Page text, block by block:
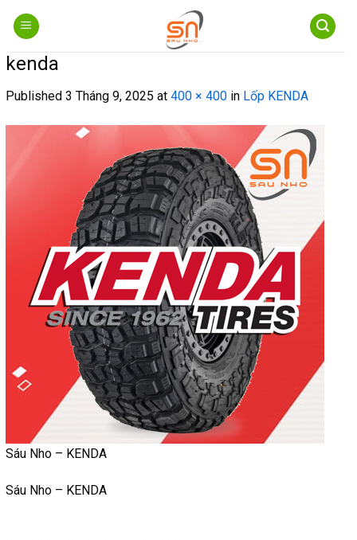
content
kenda
Published 3 Tháng 9, 2025 at 400 × 400 in Lốp KENDA
Sáu Nho – KENDA
Sáu Nho – KENDA